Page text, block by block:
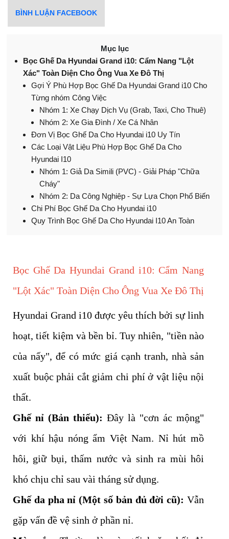
BÌNH LUẬN FACEBOOK
Mục lục
Bọc Ghế Da Hyundai Grand i10: Cẩm Nang "Lột
Xác" Toàn Diện Cho Ông Vua Xe Đô Thị
Gợi Ý Phù Hợp Bọc Ghế Da Hyundai Grand i10 Cho
Từng nhóm Công Việc
Nhóm 1: Xe Chạy Dịch Vụ (Grab, Taxi, Cho Thuê)
Nhóm 2: Xe Gia Đình / Xe Cá Nhân
Đơn Vị Bọc Ghế Da Cho Hyundai i10 Uy Tín
Các Loại Vật Liệu Phù Hợp Bọc Ghế Da Cho
Hyundai I10
Nhóm 1: Giả Da Simili (PVC) - Giải Pháp "Chữa
Cháy"
Nhóm 2: Da Công Nghiệp - Sự Lựa Chọn Phổ Biến
Chi Phí Bọc Ghế Da Cho Hyundai i10
Quy Trình Bọc Ghế Da Cho Hyundai I10 An Toàn
Bọc Ghế Da Hyundai Grand i10: Cẩm Nang
"Lột Xác" Toàn Diện Cho Ông Vua Xe Đô Thị
Hyundai Grand i10 được yêu thích bởi sự linh
hoạt, tiết kiệm và bền bỉ. Tuy nhiên, "tiền nào
của nấy", để có mức giá cạnh tranh, nhà sản
xuất buộc phải cắt giảm chi phí ở vật liệu nội
thất.
Ghế nỉ (Bản thiếu): Đây là "cơn ác mộng"
với khí hậu nóng ẩm Việt Nam. Nỉ hút mồ
hôi, giữ bụi, thấm nước và sinh ra mùi hôi
khó chịu chỉ sau vài tháng sử dụng.
Ghế da pha nỉ (Một số bản đủ đời cũ): Vẫn
gặp vấn đề vệ sinh ở phần nỉ.